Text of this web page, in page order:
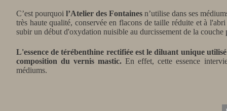
C’est pourquoi l’Atelier des Fontaines n’utilise dans ses
très haute qualité, conservée en flacons de taille réduite et à
subir un début d'oxydation nuisible au durcissement de la couche
L'essence de térébenthine rectifiée est le diluant unique
composition du vernis mastic. En effet, cette essence
médiums.